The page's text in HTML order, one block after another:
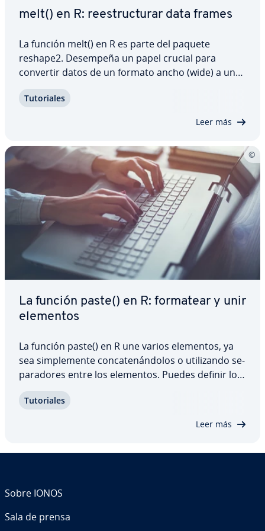
melt() en R: re­es­tru­c­tu­rar data frames
La función melt() en R es parte del paquete
reshape2. Desempeña un papel crucial para
convertir datos de un formato ancho (wide) a un
ciertos análisis, como modelos lineales o análisis
Tu­to­ria­les
Leer más
La función paste() en R: formatear y unir
elementos
La función paste() en R une varios elementos, ya
sea si­m­ple­me­n­te co­n­ca­te­ná­n­do­los o uti­li­za­n­do se­
pa­ra­do­res entre los elementos. Puedes definir los
ción de los valores. Esto es útil, por ejemplo,
Tu­to­ria­les
Leer más
Sobre IONOS
Sala de prensa